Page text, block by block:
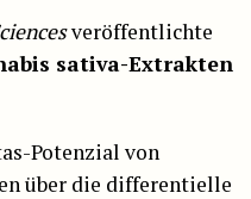
veröffentlichte
sativa-Extrakten
Potenzial von
über die differentielle